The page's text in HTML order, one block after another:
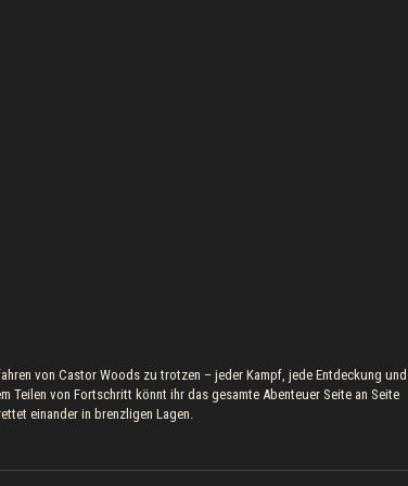
von Castor Woods zu trotzen – jeder Kampf, jede Entdeckung
Teilen von Fortschritt könnt ihr das gesamte Abenteuer Seite an Seite
einander in brenzligen Lagen.